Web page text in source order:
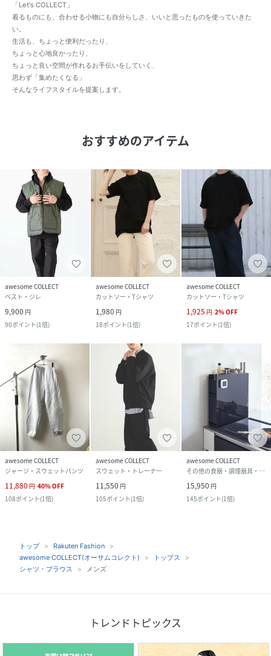
「Let's COLLECT」
着るものにも、合わせる小物にも自分らしさ、いいと思ったものを使っていきた
い。
生活も、ちょっと便利だったり、
ちょっと心地良かったり、
ちょっと良い空間が作れるお手伝いをしていく、
思わず「集めたくなる」
そんなライフスタイルを提案します。
おすすめのアイテム
awesome COLLECT
ベスト・ジレ
9,900 円
90ポイント(1倍)
awesome COLLECT
カットソー・Tシャツ
1,980 円
18ポイント(1倍)
awesome COLLECT
カットソー・Tシャツ
1,925 円 2%OFF
17ポイント(1倍)
awesome COLLECT
ジャージ・スウェットパンツ
11,880 円 40%OFF
108ポイント(1倍)
awesome COLLECT
スウェット・トレーナー
11,550 円
105ポイント(1倍)
awesome COLLECT
その他の食器・調理器具・キッチン用品
15,950 円
145ポイント(1倍)
トップ
Rakuten Fashion
awesome COLLECT(オーサムコレクト)
トップス
シャツ・ブラウス
メンズ
トレンドトピックス